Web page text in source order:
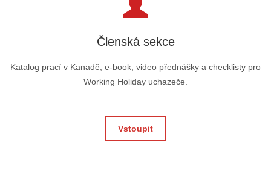
Členská sekce
Katalog prací v Kanadě, e-book, video přednášky a checklisty pro
Working Holiday uchazeče.
Vstoupit